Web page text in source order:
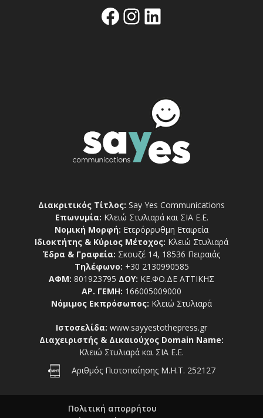
Facebook
Instagram
Linkedin
Διακριτικός Τίτλος: Say Yes Communications
Επωνυμία: Κλειώ Στυλιαρά και ΣΙΑ Ε.Ε.
Νομική Μορφή: Ετερόρρυθμη Εταιρεία
Ιδιοκτήτης & Κύριος Μέτοχος: Κλειώ Στυλιαρά
Έδρα & Γραφεία: Σκουζέ 14, 18536 Πειραιάς
Τηλέφωνο: +30 2130990585
ΑΦΜ: 801923795 ΔΟΥ: ΚΕ.ΦΟ.ΔΕ ΑΤΤΙΚΗΣ
ΑΡ. ΓΕΜΗ: 166005009000
Νόμιμος Εκπρόσωπος: Κλειώ Στυλιαρά
Ιστοσελίδα: www.sayyestothepress.gr
Διαχειριστής & Δικαιούχος Domain Name:
Κλειώ Στυλιαρά και ΣΙΑ Ε.Ε.
Αριθμός Πιστοποίησης Μ.Η.Τ. 252127
Πολιτική απορρήτου